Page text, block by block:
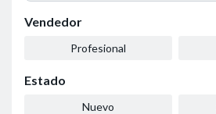
Vendedor
Profesional
Estado
Nuevo